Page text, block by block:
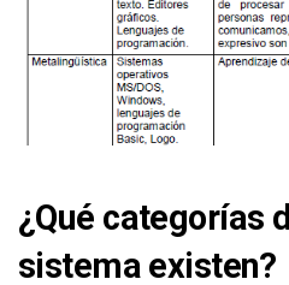
¿Qué categorías
sistema existen?